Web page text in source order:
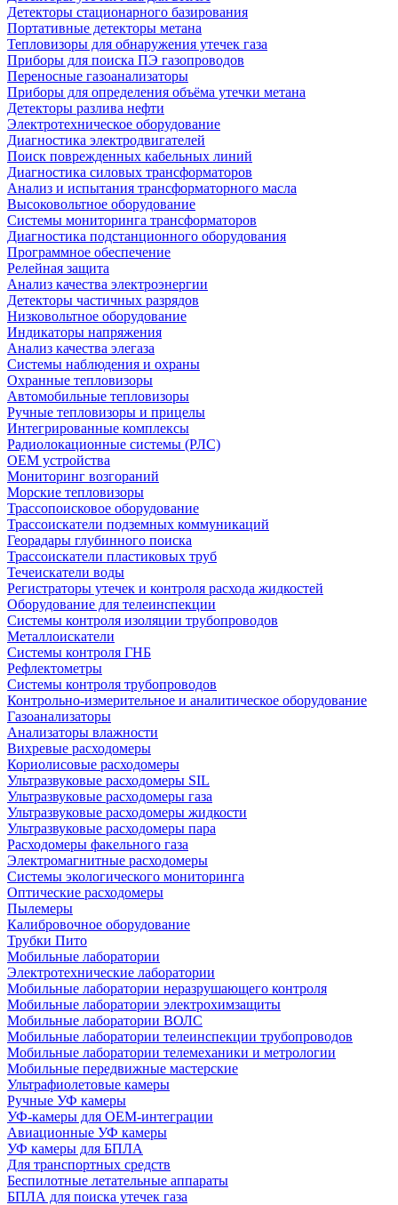
Детекторы стационарного базирования
Портативные детекторы метана
Тепловизоры для обнаружения утечек газа
Приборы для поиска ПЭ газопроводов
Переносные газоанализаторы
Приборы для определения объёма утечки метана
Детекторы разлива нефти
Электротехническое оборудование
Диагностика электродвигателей
Поиск поврежденных кабельных линий
Диагностика силовых трансформаторов
Анализ и испытания трансформаторного масла
Высоковольтное оборудование
Системы мониторинга трансформаторов
Диагностика подстанционного оборудования
Программное обеспечение
Релейная защита
Анализ качества электроэнергии
Детекторы частичных разрядов
Низковольтное оборудование
Индикаторы напряжения
Анализ качества элегаза
Системы наблюдения и охраны
Охранные тепловизоры
Автомобильные тепловизоры
Ручные тепловизоры и прицелы
Интегрированные комплексы
Радиолокационные системы (РЛС)
OEM устройства
Мониторинг возгораний
Морские тепловизоры
Трассопоисковое оборудование
Трассоискатели подземных коммуникаций
Георадары глубинного поиска
Трассоискатели пластиковых труб
Течеискатели воды
Регистраторы утечек и контроля расхода жидкостей
Оборудование для телеинспекции
Cистемы контроля изоляции трубопроводов
Металлоискатели
Системы контроля ГНБ
Рефлектометры
Системы контроля трубопроводов
Контрольно-измерительное и аналитическое оборудование
Газоанализаторы
Анализаторы влажности
Вихревые расходомеры
Кориолисовые расходомеры
Ультразвуковые расходомеры SIL
Ультразвуковые расходомеры газа
Ультразвуковые расходомеры жидкости
Ультразвуковые расходомеры пара
Расходомеры факельного газа
Электромагнитные расходомеры
Системы экологического мониторинга
Оптические расходомеры
Пылемеры
Калибровочное оборудование
Трубки Пито
Мобильные лаборатории
Электротехнические лаборатории
Мобильные лаборатории неразрушающего контроля
Мобильные лаборатории электрохимзащиты
Мобильные лаборатории ВОЛС
Мобильные лаборатории телеинспекции трубопроводов
Мобильные лаборатории телемеханики и метрологии
Мобильные передвижные мастерские
Ультрафиолетовые камеры
Ручные УФ камеры
УФ-камеры для OEM-интеграции
Авиационные УФ камеры
УФ камеры для БПЛА
Для транспортных средств
Беспилотные летательные аппараты
БПЛА для поиска утечек газа